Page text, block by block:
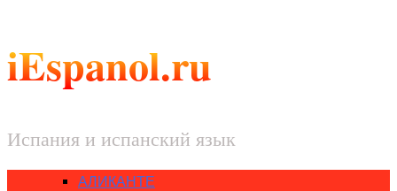
iEspanol.ru
Испания и испанский язык
АЛИКАНТЕ